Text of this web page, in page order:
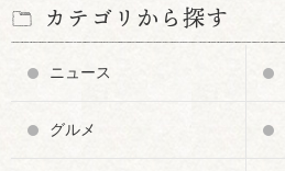
カテゴリから探す
ニュース
グルメ